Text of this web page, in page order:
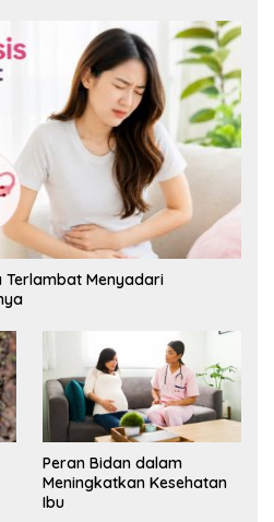
Terlambat Menyadari
Peran Bidan dalam
Meningkatkan Kesehatan
Ibu